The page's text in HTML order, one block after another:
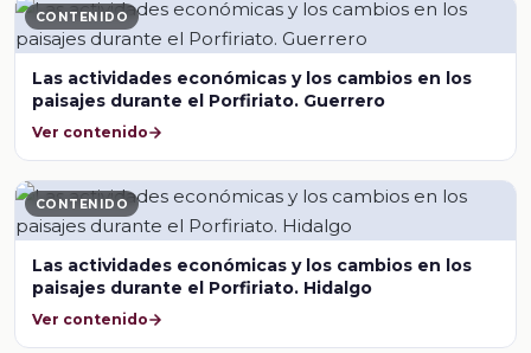
CONTENIDO
Las actividades económicas y los cambios en los
paisajes durante el Porfiriato. Guerrero
Ver contenido
CONTENIDO
Las actividades económicas y los cambios en los
paisajes durante el Porfiriato. Hidalgo
Ver contenido